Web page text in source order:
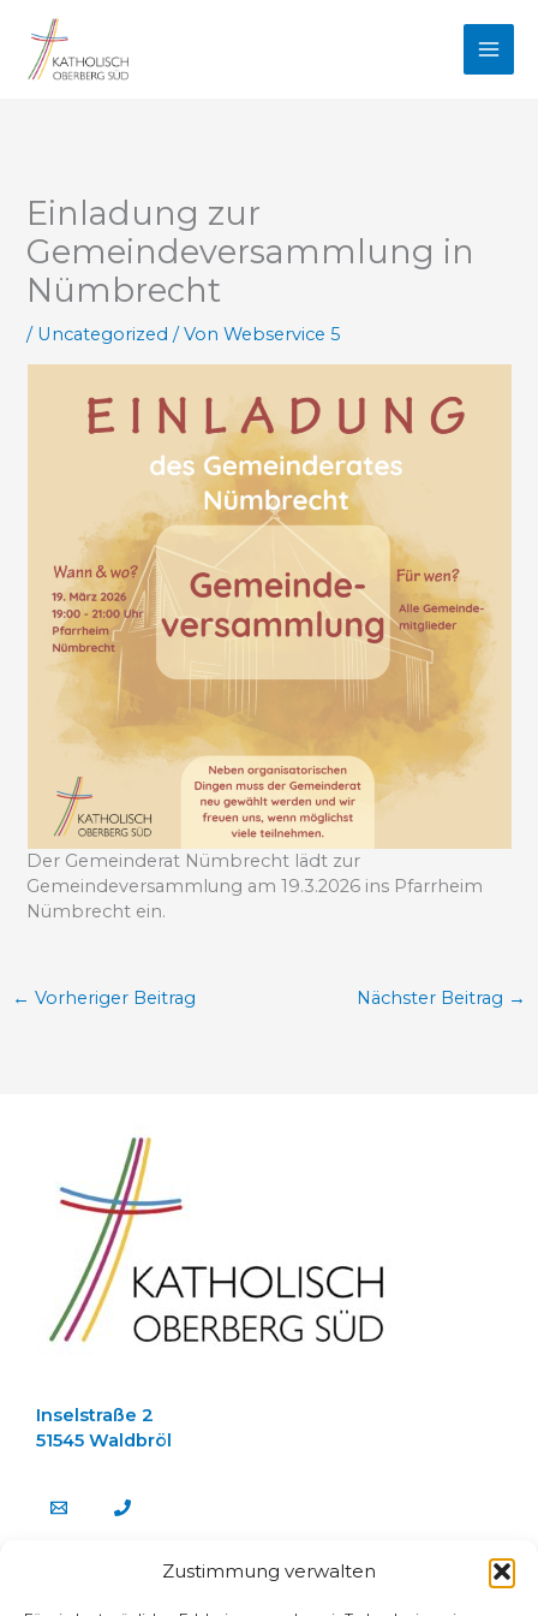
Zustimmung verwalten
Inhalt
springen
Einladung zur
Gemeindeversammlung in
Nümbrecht
/ Uncategorized / VonWebservice 5
Der Gemeinderat Nümbrecht lädt zur
Gemeindeversammlung am 19.3.2026 ins Pfarrheim
Nümbrecht ein.
← Vorheriger Beitrag Nächster Beitrag →
Inselstraße 2
51545 Waldbröl